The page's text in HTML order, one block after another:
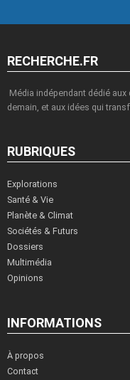
RECHERCHE.FR
Média indépendant dédié
demain, et aux idées qui
RUBRIQUES
Explorations
Santé & Vie
Planète & Climat
Sociétés & Futurs
Dossiers
Multimédia
Opinions
INFORMATIONS
À propos
Contact